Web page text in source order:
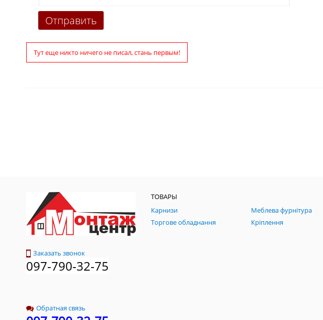
Тут еще никто ничего не писал, стань первым!
Заказать звонок
097-790-32-75
Обратная связь
ТОВАРЫ
Карнизи
Меблева фурнітура
Торгове обладнання
Кріплення